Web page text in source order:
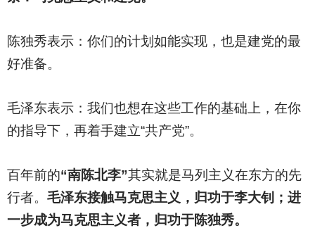
陈独秀表示：你们的计划如能实现，也是建党的最
好准备。
毛泽东表示：我们也想在这些工作的基础上，在你
的指导下，再着手建立“共产党”。
百年前的“南陈北李”其实就是马列主义在东方的先
行者。 毛泽东接触马克思主义，归功于李大钊；进
一步成为马克思主义者，归功于陈独秀。